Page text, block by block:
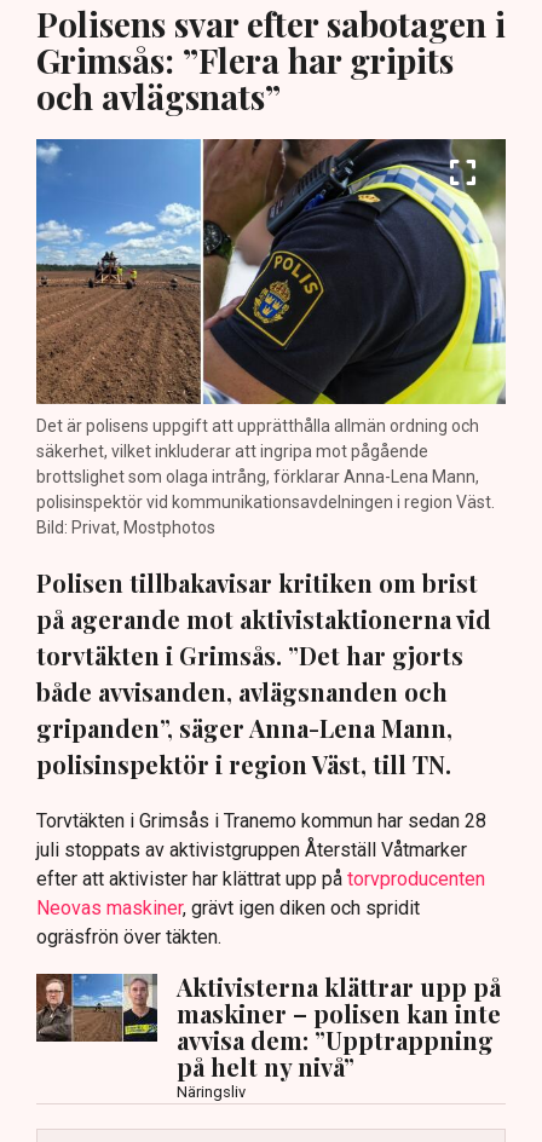
Polisens svar efter sabotagen i
Grimsås: ”Flera har gripits
och avlägsnats”
Det är polisens uppgift att upprätthålla allmän ordning och
säkerhet, vilket inkluderar att ingripa mot pågående
brottslighet som olaga intrång, förklarar Anna-Lena Mann,
polisinspektör vid kommunikationsavdelningen i region Väst.
Bild: Privat, Mostphotos
Polisen tillbakavisar kritiken om brist
på agerande mot aktivistaktionerna vid
torvtäkten i Grimsås. ”Det har gjorts
både avvisanden, avlägsnanden och
gripanden”, säger Anna-Lena Mann,
polisinspektör i region Väst, till TN.
Torvtäkten i Grimsås i Tranemo kommun har sedan 28
juli stoppats av aktivistgruppen Återställ Våtmarker
efter att aktivister har klättrat upp på torvproducenten
Neovas maskiner, grävt igen diken och spridit
ogräsfrön över täkten.
Aktivisterna klättrar upp på
maskiner – polisen kan inte
avvisa dem: ”Upptrappning
på helt ny nivå”
Näringsliv